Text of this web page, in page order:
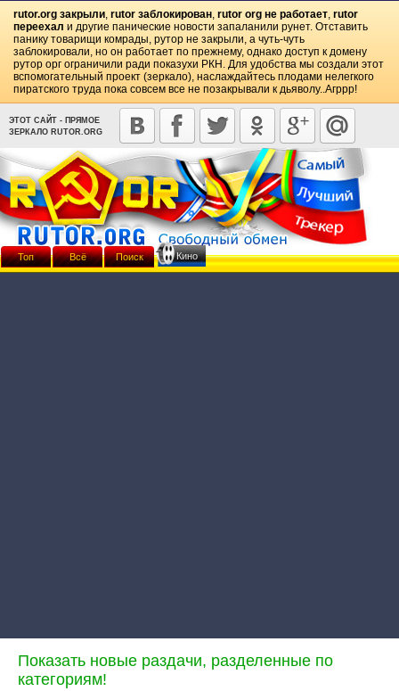
rutor.org закрыли, rutor заблокирован, rutor org не работает, rutor
переехал и другие панические новости запаланили рунет. Отставить
панику товарищи комрады, рутор не закрыли, а чуть-чуть
заблокировали, но он работает по прежнему, однако доступ к домену
рутор орг ограничили ради показухи РКН. Для удобства мы создали этот
вспомогательный проект (зеркало), наслаждайтесь плодами нелегкого
пиратского труда пока совсем все не позакрывали к дьяволу..Агррр!
ЭТОТ САЙТ - ПРЯМОЕ
ЗЕРКАЛО RUTOR.ORG
Показать новые раздачи, разделенные по
категориям!